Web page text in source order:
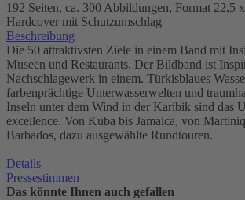
192 Seiten, ca. 300 Abbildungen, Format 22,5
Hardcover mit Schutzumschlag
Beschreibung
Die 50 attraktivsten Ziele in einem Band mit
Museen und Restaurants. Der Bildband ist
Nachschlagewerk in einem. Türkisblaues
farbenprächtige Unterwasserwelten und
Inseln unter dem Wind in der Karibik sind das
excellence. Von Kuba bis Jamaica, von
Barbados, dazu ausgewählte Rundtouren.
Details
Pressestimmen
Das könnte Ihnen auch gefallen